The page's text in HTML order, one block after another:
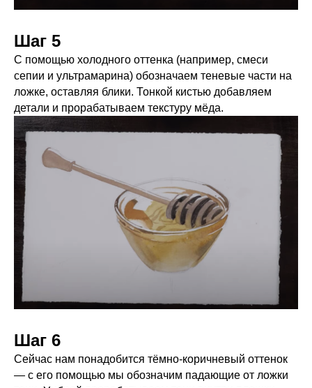
Шаг 5
С помощью холодного оттенка (например, смеси
сепии и ультрамарина) обозначаем теневые части на
ложке, оставляя блики. Тонкой кистью добавляем
детали и прорабатываем текстуру мёда.
Шаг 6
Сейчас нам понадобится тёмно-коричневый оттенок
— с его помощью мы обозначим падающие от ложки